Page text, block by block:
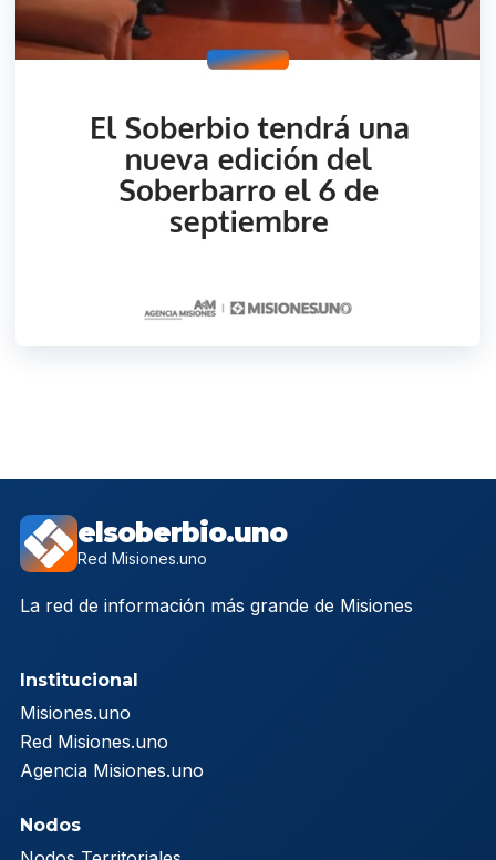
elsoberbio.uno
Red Misiones.uno
La red de información más grande de Misiones
Institucional
Misiones.uno
Red Misiones.uno
Agencia Misiones.uno
Nodos